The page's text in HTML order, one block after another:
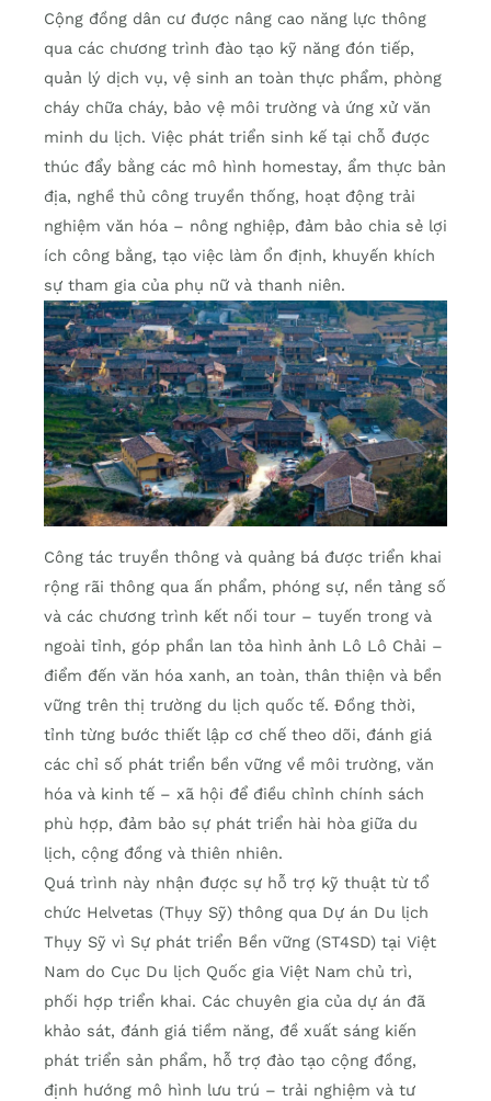
Cộng đồng dân cư được nâng cao năng lực thông
qua các chương trình đào tạo kỹ năng đón tiếp,
quản lý dịch vụ, vệ sinh an toàn thực phẩm, phòng
cháy chữa cháy, bảo vệ môi trường và ứng xử văn
minh du lịch. Việc phát triển sinh kế tại chỗ được
thúc đẩy bằng các mô hình homestay, ẩm thực bản
địa, nghề thủ công truyền thống, hoạt động trải
nghiệm văn hóa – nông nghiệp, đảm bảo chia sẻ lợi
ích công bằng, tạo việc làm ổn định, khuyến khích
sự tham gia của phụ nữ và thanh niên.
Công tác truyền thông và quảng bá được triển khai
rộng rãi thông qua ấn phẩm, phóng sự, nền tảng số
và các chương trình kết nối tour – tuyến trong và
ngoài tỉnh, góp phần lan tỏa hình ảnh Lô Lô Chải –
điểm đến văn hóa xanh, an toàn, thân thiện và bền
vững trên thị trường du lịch quốc tế. Đồng thời,
tỉnh từng bước thiết lập cơ chế theo dõi, đánh giá
các chỉ số phát triển bền vững về môi trường, văn
hóa và kinh tế – xã hội để điều chỉnh chính sách
phù hợp, đảm bảo sự phát triển hài hòa giữa du
lịch, cộng đồng và thiên nhiên.
Quá trình này nhận được sự hỗ trợ kỹ thuật từ tổ
chức Helvetas (Thụy Sỹ) thông qua Dự án Du lịch
Thụy Sỹ vì Sự phát triển Bền vững (ST4SD) tại Việt
Nam do Cục Du lịch Quốc gia Việt Nam chủ trì,
phối hợp triển khai. Các chuyên gia của dự án đã
khảo sát, đánh giá tiềm năng, đề xuất sáng kiến
phát triển sản phẩm, hỗ trợ đào tạo cộng đồng,
định hướng mô hình lưu trú – trải nghiệm và tư